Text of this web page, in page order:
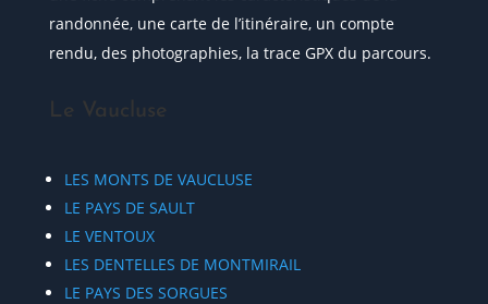
randonnée, une carte de l’itinéraire, un compte
rendu, des photographies, la trace GPX du parcours.
Le Vaucluse
LES MONTS DE VAUCLUSE
LE PAYS DE SAULT
LE VENTOUX
LES DENTELLES DE MONTMIRAIL
LE PAYS DES SORGUES